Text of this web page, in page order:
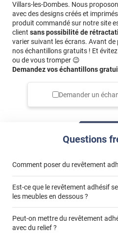
Villars-les-Dombes. Nous
avec des designs créés et
produit commandé sur notre site
client sans possibilité de
varier suivant les écrans. Avant
nos échantillons gratuits ! Et
ou de vous tromper 😉
Demandez vos échantillons
Demander un
Questions
Comment poser du revêtement
« Comment poser un
Est-ce que le revêtement adhésif
les meubles en dessous ?
Peut-on mettre du revêtement
avec du relief ?